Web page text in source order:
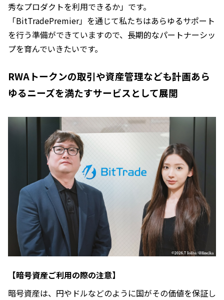
秀なプロダクトを利用できるか」です。
「BitTradePremier」を通じて私たちはあらゆるサポート
を行う準備ができていますので、長期的なパートナーシッ
プを育んでいきたいです。
RWAトークンの取引や資産管理なども計画あら
ゆるニーズを満たすサービスとして展開
【暗号資産ご利用の際の注意】
暗号資産は、円やドルなどのように国がその価値を保証し